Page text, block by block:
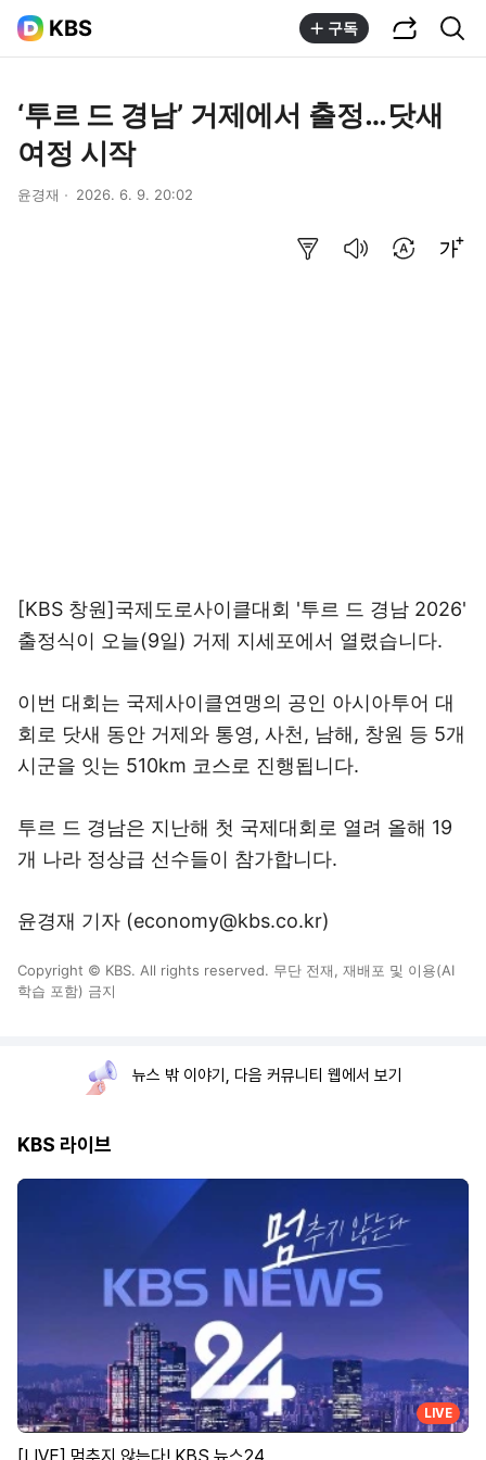
KBS 구독
‘투르 드 경남’ 거제에서 출정…닷새
여정 시작
윤경재 2026. 6. 9. 20:02
[KBS 창원]국제도로사이클대회 '투르 드 경남 2026'
출정식이 오늘(9일) 거제 지세포에서 열렸습니다.
이번 대회는 국제사이클연맹의 공인 아시아투어 대
회로 닷새 동안 거제와 통영, 사천, 남해, 창원 등 5개
시군을 잇는 510km 코스로 진행됩니다.
투르 드 경남은 지난해 첫 국제대회로 열려 올해 19
개 나라 정상급 선수들이 참가합니다.
윤경재 기자 (economy@kbs.co.kr)
Copyright © KBS. All rights reserved. 무단 전재, 재배포 및 이용(AI
학습 포함) 금지
뉴스 밖 이야기, 다음 커뮤니티 웹에서 보기
KBS 라이브
LIVE